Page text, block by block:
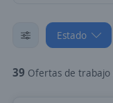
Estado
39 Ofertas de trabajo de